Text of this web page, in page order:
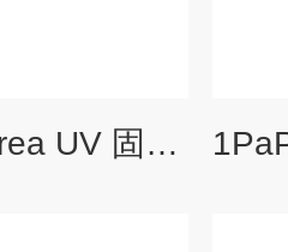
1AcroEdge Curea UV 固化传感器